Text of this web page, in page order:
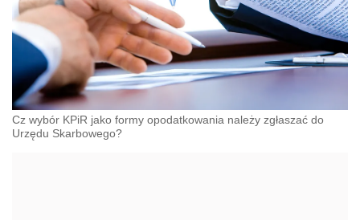
Cz wybór KPiR jako formy opodatkowania należy zgłaszać do
Urzędu Skarbowego?